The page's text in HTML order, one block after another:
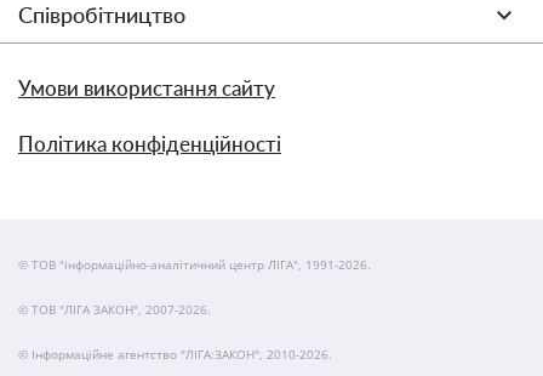
Співробітництво
Умови використання сайту
Політика конфіденційності
© ТОВ "інформаційно-аналітичний центр ЛІГА", 1991-2026.
© ТОВ "ЛІГА ЗАКОН", 2007-2026.
© Інформаційне агентство "ЛІГА:ЗАКОН", 2010-2026.